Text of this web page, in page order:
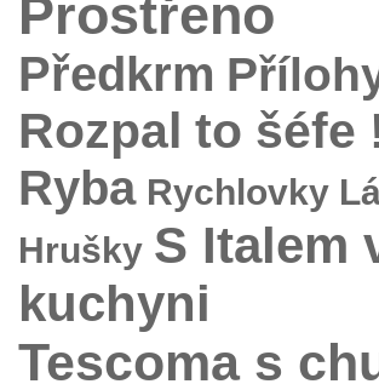
Prostřeno
Předkrm
Rozpal to šéfe
Ryba Rychlovky
Hrušky S Italem
kuchyni
Tescoma s